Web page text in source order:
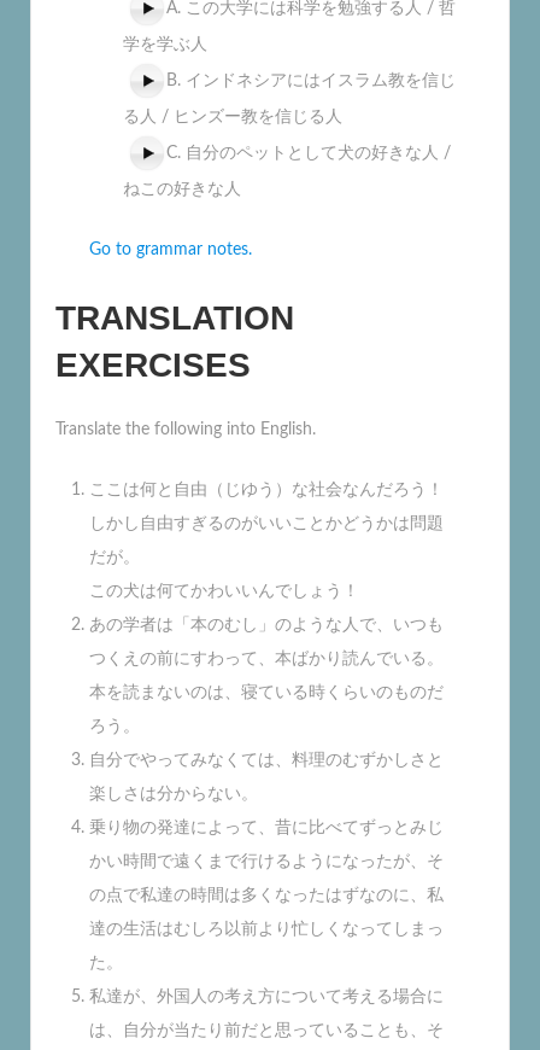
A. この大学には科学を勉強する人 / 哲
学を学ぶ人
B. インドネシアにはイスラム教を信じ
る人 / ヒンズー教を信じる人
C. 自分のペットとして犬の好きな人 /
ねこの好きな人
Go to grammar notes.
TRANSLATION
EXERCISES
Translate the following into English.
ここは何と自由（じゆう）な社会なんだろう！
しかし自由すぎるのがいいことかどうかは問題
だが。
この犬は何てかわいいんでしょう！
あの学者は「本のむし」のような人で、いつも
つくえの前にすわって、本ばかり読んでいる。
本を読まないのは、寝ている時くらいのものだ
ろう。
自分でやってみなくては、料理のむずかしさと
楽しさは分からない。
乗り物の発達によって、昔に比べてずっとみじ
かい時間で遠くまで行けるようになったが、そ
の点で私達の時間は多くなったはずなのに、私
達の生活はむしろ以前より忙しくなってしまっ
た。
私達が、外国人の考え方について考える場合に
は、自分が当たり前だと思っていることも、そ